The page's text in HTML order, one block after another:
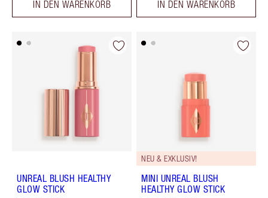
IN DEN WARENKORB IN DEN WARENKORB
UNREAL BLUSH HEALTHY
GLOW STICK
NEU & EXKLUSIV!
MINI UNREAL BLUSH
HEALTHY GLOW STICK